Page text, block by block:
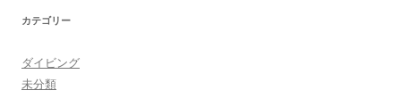
カテゴリー
ダイビング
未分類